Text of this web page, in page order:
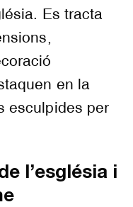
Es tracta
en la
esculpides per
l’església i